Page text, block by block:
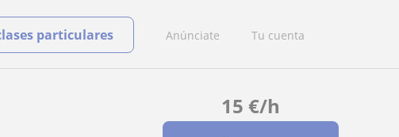
Anúnciate Tu cuenta
particulares
15 €/h